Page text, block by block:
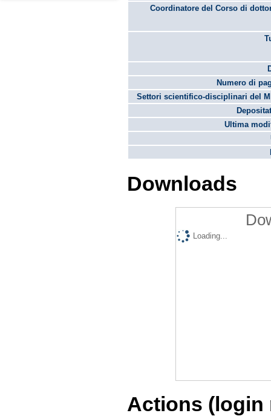
Coordinatore del Corso di
Numero di
Settori scientifico-disciplinari del
Ultima
Downloads
Loading...
Actions (login